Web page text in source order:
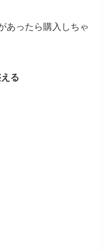
あったら購入しちゃ
る